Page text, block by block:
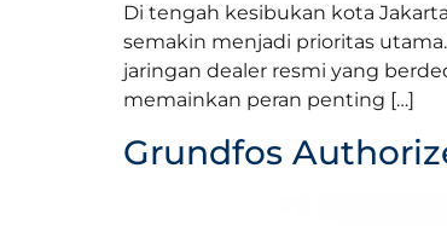
Di tengah kesibukan kota
semakin menjadi prioritas
jaringan dealer resmi yang
memainkan peran penting […]
Grundfos